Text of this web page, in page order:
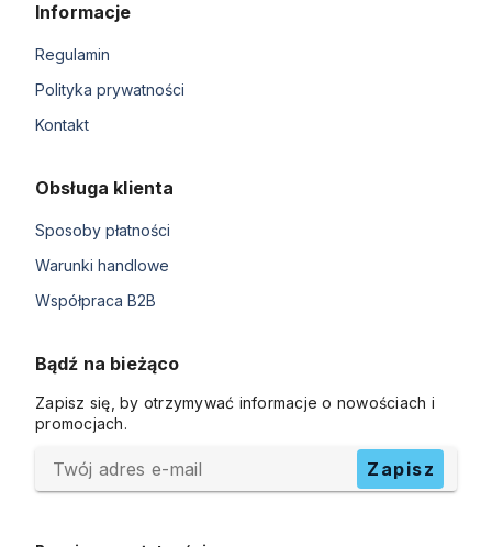
Informacje
Regulamin
Polityka prywatności
Kontakt
Obsługa klienta
Sposoby płatności
Warunki handlowe
Współpraca B2B
Bądź na bieżąco
Zapisz się, by otrzymywać informacje o nowościach i
promocjach.
Twój adres e-mail Zapisz